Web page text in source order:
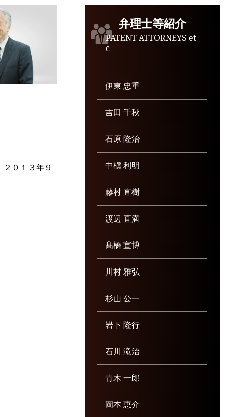
０１３年９
弁理士等紹介
PATENT ATTORNEYS et
c
伊東 忠重
吉田 千秋
石原 隆治
中槇 利明
藤村 直樹
渡辺 直満
髙橋 宣博
川村 雅弘
杉山 公一
岩下 隆行
石川 滝治
青木 一郎
岡本 恵介